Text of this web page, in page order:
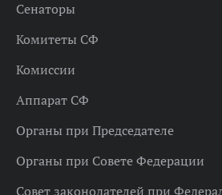
Сенаторы
Комитеты СФ
Комиссии
Аппарат СФ
Органы при Председателе
Органы при Совете Федерации
Совет законодателей при